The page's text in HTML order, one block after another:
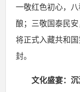
一敬红色初心，
酿；三敬国泰民
将正式入藏共和
封。
文化盛宴：